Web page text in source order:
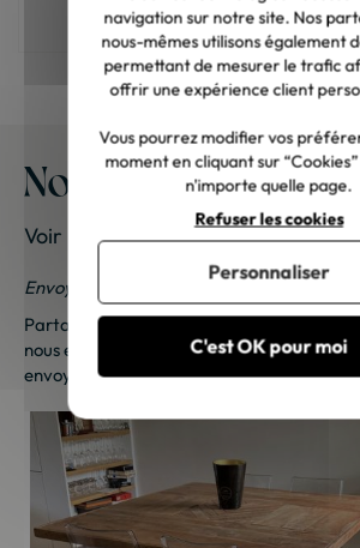
teinte ?
Nos meubles chez
Voir les photos de nos clients
Envoyez-nous vos photos ; une petite
Partagez vos photos et recevez une
nous envoyer vos photos. Une petite
envoyée sous 48h à 72h ouvrées. Merci de
navigation sur notre site. Nos
nous-mêmes utilisons également
permettant de mesurer le trafic
offrir une expérience client
Vous pourrez modifier vos
moment en cliquant sur
n'importe quelle page.
C'est OK pour moi
Refuser les cookies
Personnaliser